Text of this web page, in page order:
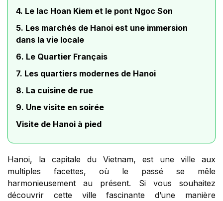
4. Le lac Hoan Kiem et le pont Ngoc Son
5. Les marchés de Hanoi est une immersion
dans la vie locale
6. Le Quartier Français
7. Les quartiers modernes de Hanoi
8. La cuisine de rue
9. Une visite en soirée
Visite de Hanoi à pied
Hanoi, la capitale du Vietnam, est une ville aux
multiples facettes, où le passé se mêle
harmonieusement au présent. Si vous souhaitez
découvrir cette ville fascinante d’une manière